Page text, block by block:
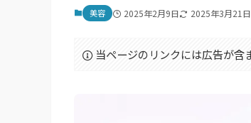
美容 2025年2月9日 2025年3月21日
当ページのリンクには広告が含